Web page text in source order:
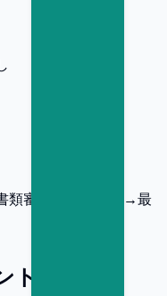
類審査→一次選考→最
ト